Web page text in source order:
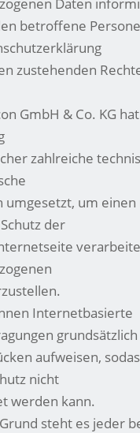
betroffene
zustehenden
GmbH & Co. KG
zahlreiche
umgesetzt, um einen
der
Internetbasierte
grundsätzlich
aufweisen,
nicht
werden kann.
steht es jeder